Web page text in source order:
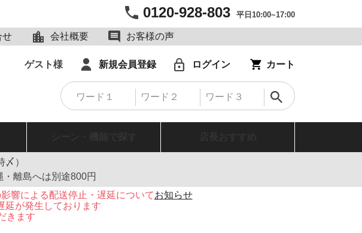
0120-928-803 平日10:00~17:00
せ 会社概要 お客様の声
ゲスト様 新規会員登録 ログイン カート
）
離島へは別途800円
響による配送停止・遅延についてお知らせ
延が発生しております
きます